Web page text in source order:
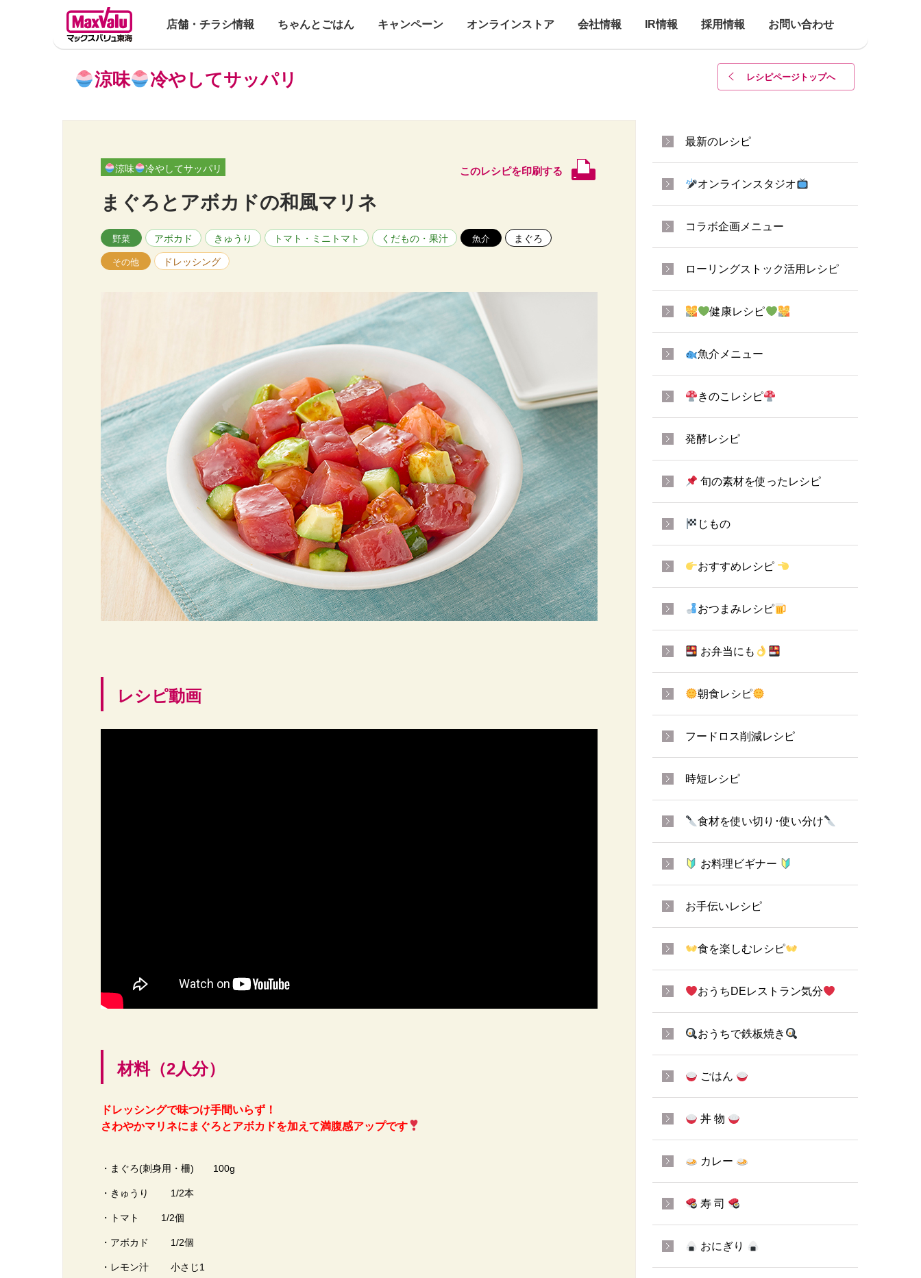
店舗・チラシ情報 ちゃんとごはん キャンペーン オンラインストア 会社情報 IR情報 採用情報 お問い合わせ
レシピページトップへ
涼味 冷やしてサッパリ
涼味 冷やしてサッパリ このレシピを印刷する
まぐろとアボカドの和風マリネ
野菜 アボカド きゅうり トマト・ミニトマト くだもの・果汁 魚介 まぐろ
その他 ドレッシング
レシピ動画
材料（2人分）
ドレッシングで味つけ手間いらず！
さわやかマリネにまぐろとアボカドを加えて満腹感アップです
・まぐろ(刺身用・柵) 100g
・きゅうり 1/2本
・トマト 1/2個
・アボカド 1/2個
・レモン汁 小さじ1
最新のレシピ
オンラインスタジオ
コラボ企画メニュー
ローリングストック活用レシピ
健康レシピ
魚介メニュー
きのこレシピ
発酵レシピ
旬の素材を使ったレシピ
じもの
おすすめレシピ
おつまみレシピ
お弁当にも
朝食レシピ
フードロス削減レシピ
時短レシピ
食材を使い切り･使い分け
お料理ビギナー
お手伝いレシピ
食を楽しむレシピ
おうちDEレストラン気分
おうちで鉄板焼き
ごはん
丼 物
カレー
寿 司
おにぎり